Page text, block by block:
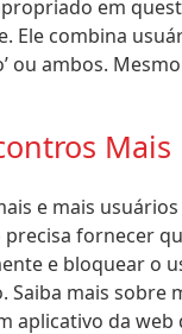
em
combina
ou ambos.
e mais
fornecer
e bloquear o
mais
aplicativo da